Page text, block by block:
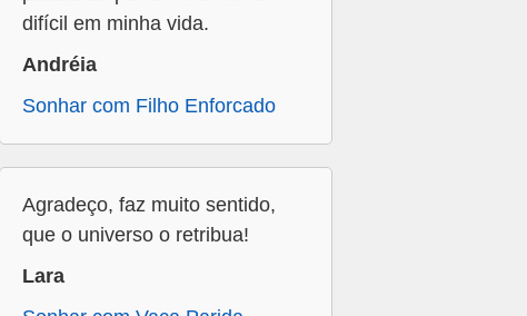
difícil em minha vida.
Andréia
Sonhar com Filho Enforcado
Agradeço, faz muito sentido,
que o universo o retribua!
Lara